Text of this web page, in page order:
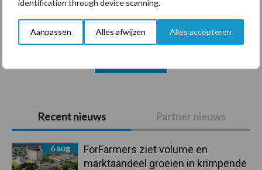
identification through device scanning.
Aanpassen Alles afwijzen Alles accepteren
Primaire
Sidebar
Recent nieuws Partner nieuws
6 aug
ForFarmers ziet volume en
marktaandeel groeien in krimpende